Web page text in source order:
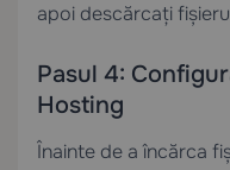
apoi descărcați
Pasul 4:
Hosting
Înainte de a încărca